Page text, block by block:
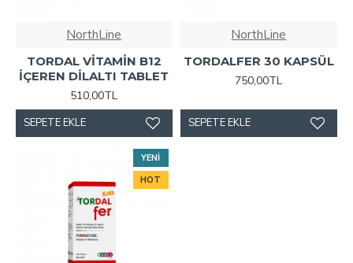
NorthLine
TORDAL VİTAMİN B12
İÇEREN DİLALTI TABLET
510,00TL
SEPETE EKLE
NorthLine
TORDALFER 30 KAPSÜL
750,00TL
SEPETE EKLE
YENI
HOT